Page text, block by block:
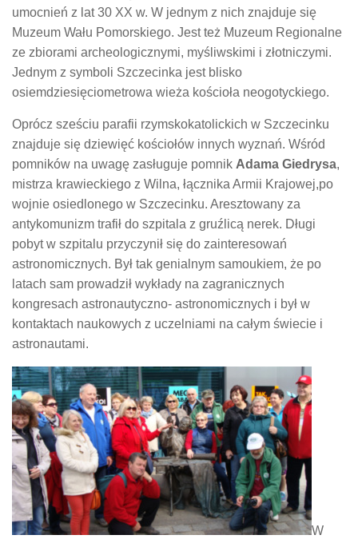
umocnień z lat 30 XX w. W jednym z nich znajduje się
Muzeum Wału Pomorskiego. Jest też Muzeum Regionalne
ze zbiorami archeologicznymi, myśliwskimi i złotniczymi.
Jednym z symboli Szczecinka jest blisko
osiemdziesięciometrowa wieża kościoła neogotyckiego.
Oprócz sześciu parafii rzymskokatolickich w Szczecinku
znajduje się dziewięć kościołów innych wyznań. Wśród
pomników na uwagę zasługuje pomnik Adama Giedrysa,
mistrza krawieckiego z Wilna, łącznika Armii Krajowej,po
wojnie osiedlonego w Szczecinku. Aresztowany za
antykomunizm trafił do szpitala z gruźlicą nerek. Długi
pobyt w szpitalu przyczynił się do zainteresowań
astronomicznych. Był tak genialnym samoukiem, że po
latach sam prowadził wykłady na zagranicznych
kongresach astronautyczno- astronomicznych i był w
kontaktach naukowych z uczelniami na całym świecie i
astronautami.
W